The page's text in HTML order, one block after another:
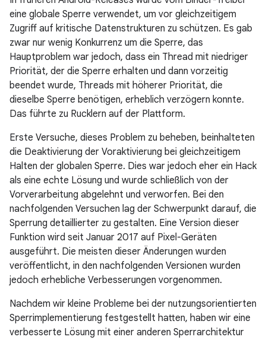
eine globale Sperre verwendet, um vor gleichzeitigem
Zugriff auf kritische Datenstrukturen zu schützen. Es gab
zwar nur wenig Konkurrenz um die Sperre, das
Hauptproblem war jedoch, dass ein Thread mit niedriger
Priorität, der die Sperre erhalten und dann vorzeitig
beendet wurde, Threads mit höherer Priorität, die
dieselbe Sperre benötigen, erheblich verzögern konnte.
Das führte zu Rucklern auf der Plattform.
Erste Versuche, dieses Problem zu beheben, beinhalteten
die Deaktivierung der Voraktivierung bei gleichzeitigem
Halten der globalen Sperre. Dies war jedoch eher ein Hack
als eine echte Lösung und wurde schließlich von der
Vorverarbeitung abgelehnt und verworfen. Bei den
nachfolgenden Versuchen lag der Schwerpunkt darauf, die
Sperrung detaillierter zu gestalten. Eine Version dieser
Funktion wird seit Januar 2017 auf Pixel-Geräten
ausgeführt. Die meisten dieser Änderungen wurden
veröffentlicht, in den nachfolgenden Versionen wurden
jedoch erhebliche Verbesserungen vorgenommen.
Nachdem wir kleine Probleme bei der nutzungsorientierten
Sperrimplementierung festgestellt hatten, haben wir eine
verbesserte Lösung mit einer anderen Sperrarchitektur